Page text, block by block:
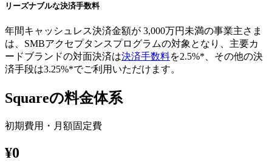
リーズナブルな決済手数料
年間キャッシュレス決済金額が​​ 3,000万円未満の​事業主さま​
は、​SMBアクセプタンスプログラムの​対象と​なり、​主要カ
ードブランドの​対面決済は​決済手数料を​2.5%*、​その​他の​決
済手段は​3.25%*で​ご利用いただけます。
Squareの料金体系
初期費用・月額固定費
¥0